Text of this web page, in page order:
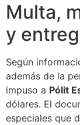
Multa,
y
Según
además de la
impuso a Pólit
dólares. El
especiales que